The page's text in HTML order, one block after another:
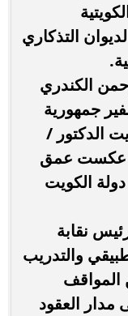
التذكاري
الكندري
جمهورية
الدكتور /
عكست عمق
دولة الكويت
نقابة
والتدريب
المواقف
العقود